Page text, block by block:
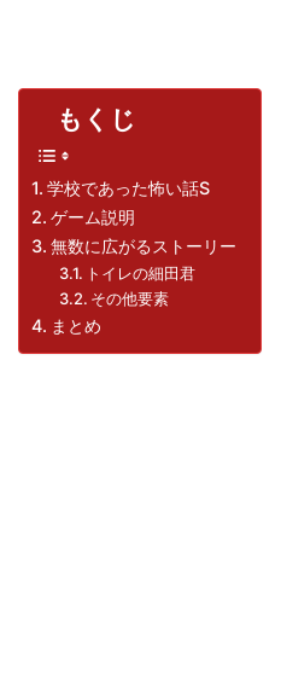
もくじ
学校であった怖い話S
ゲーム説明
無数に広がるストーリー
トイレの細田君
その他要素
まとめ